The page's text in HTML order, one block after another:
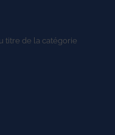
titre de la catégorie